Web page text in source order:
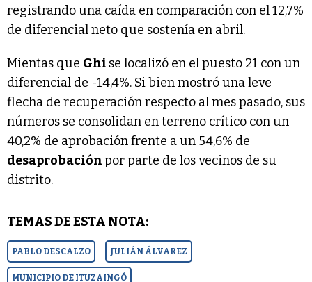
registrando una caída en comparación con el 12,7%
de diferencial neto que sostenía en abril.
Mientas que Ghi se localizó en el puesto 21 con un
diferencial de -14,4%. Si bien mostró una leve
flecha de recuperación respecto al mes pasado, sus
números se consolidan en terreno crítico con un
40,2% de aprobación frente a un 54,6% de
desaprobaciónpor parte de los vecinos de su
distrito.
TEMAS DE ESTA NOTA:
PABLO DESCALZO JULIÁN ÁLVAREZ
MUNICIPIO DE ITUZAINGÓ